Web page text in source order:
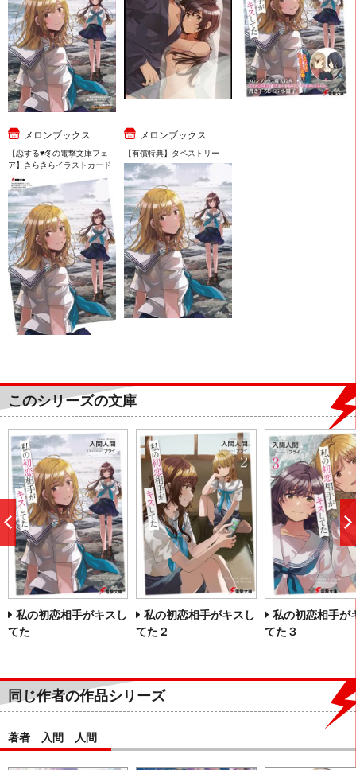
メロンブックス
【恋する♥冬の電撃文庫フェ
ア】きらきらイラストカード
メロンブックス
【有償特典】タペストリー
このシリーズの文庫
私の初恋相手がキスし
てた
私の初恋相手がキスし
てた２
私の初恋相手が
てた３
前
へ
同じ作者の作品シリーズ
著者 入間 人間